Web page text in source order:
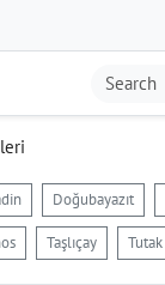
Doğubayazıt
Taşlıçay Tutak